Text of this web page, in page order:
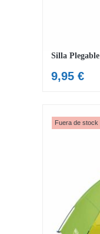
Silla
9,95 €
Fuera de stock